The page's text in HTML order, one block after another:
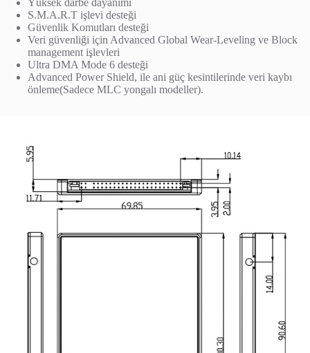
S.M.A.R.T işlevi desteği
Güvenlik Komutları desteği
Veri güvenliği için Advanced Global Wear-Leveling ve Block
management işlevleri
Ultra DMA Mode 6 desteği
Advanced Power Shield, ile ani güç kesintilerinde veri kaybı
önleme(Sadece MLC yongalı modeller).